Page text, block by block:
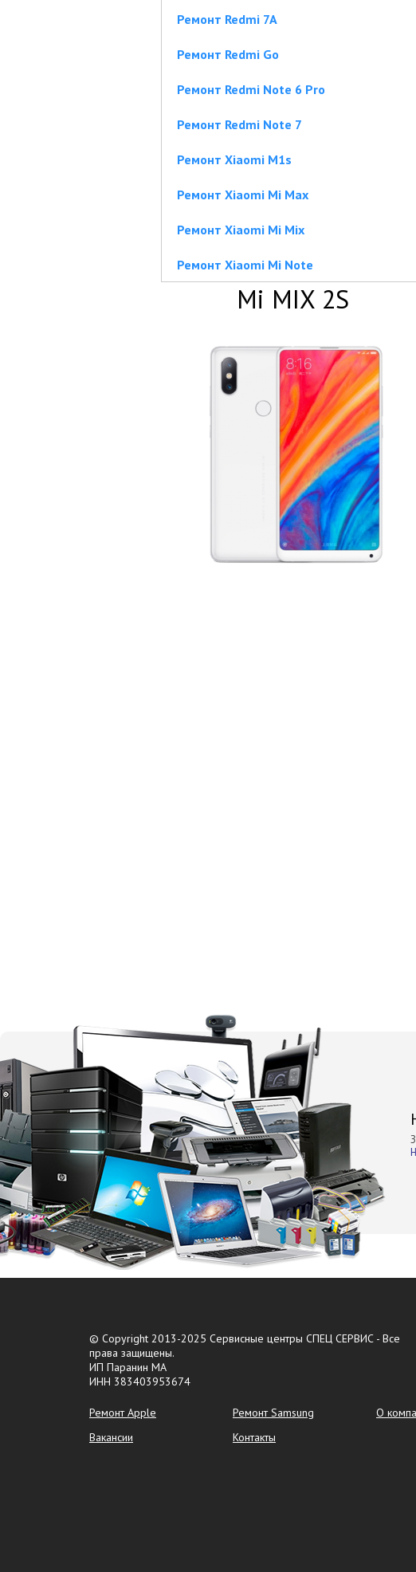
Ремонт Redmi 7A
Ремонт Redmi Go
Ремонт Redmi Note 6 Pro
Ремонт Redmi Note 7
Ремонт Xiaomi M1s
Ремонт Xiaomi Mi Max
Ремонт Xiaomi Mi Mix
Ремонт Xiaomi Mi Note
Mi MIX 2S
© Copyright 2013-2025 Сервисные центры СПЕЦ СЕРВИС - Все
права защищены.
ИП Паранин МА
ИНН 383403953674
Ремонт Apple Ремонт Samsung
О
Вакансии
Контакты